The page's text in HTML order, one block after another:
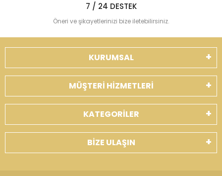
7 / 24 DESTEK
Öneri ve şikayetlerinizi bize iletebilirsiniz.
KURUMSAL
MÜŞTERİ HİZMETLERİ
KATEGORİLER
BİZE ULAŞIN